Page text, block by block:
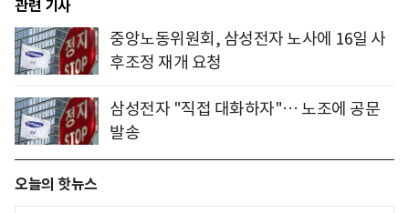
관련 기사
중앙노동위원회, 삼성전자 노사에 16일 사
후조정 재개 요청
삼성전자 "직접 대화하자"… 노조에 공문
발송
오늘의 핫뉴스